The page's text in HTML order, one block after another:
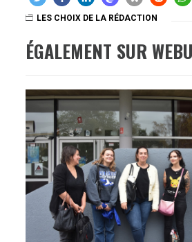
LES CHOIX DE LA RÉDACTION
ÉGALEMENT SUR